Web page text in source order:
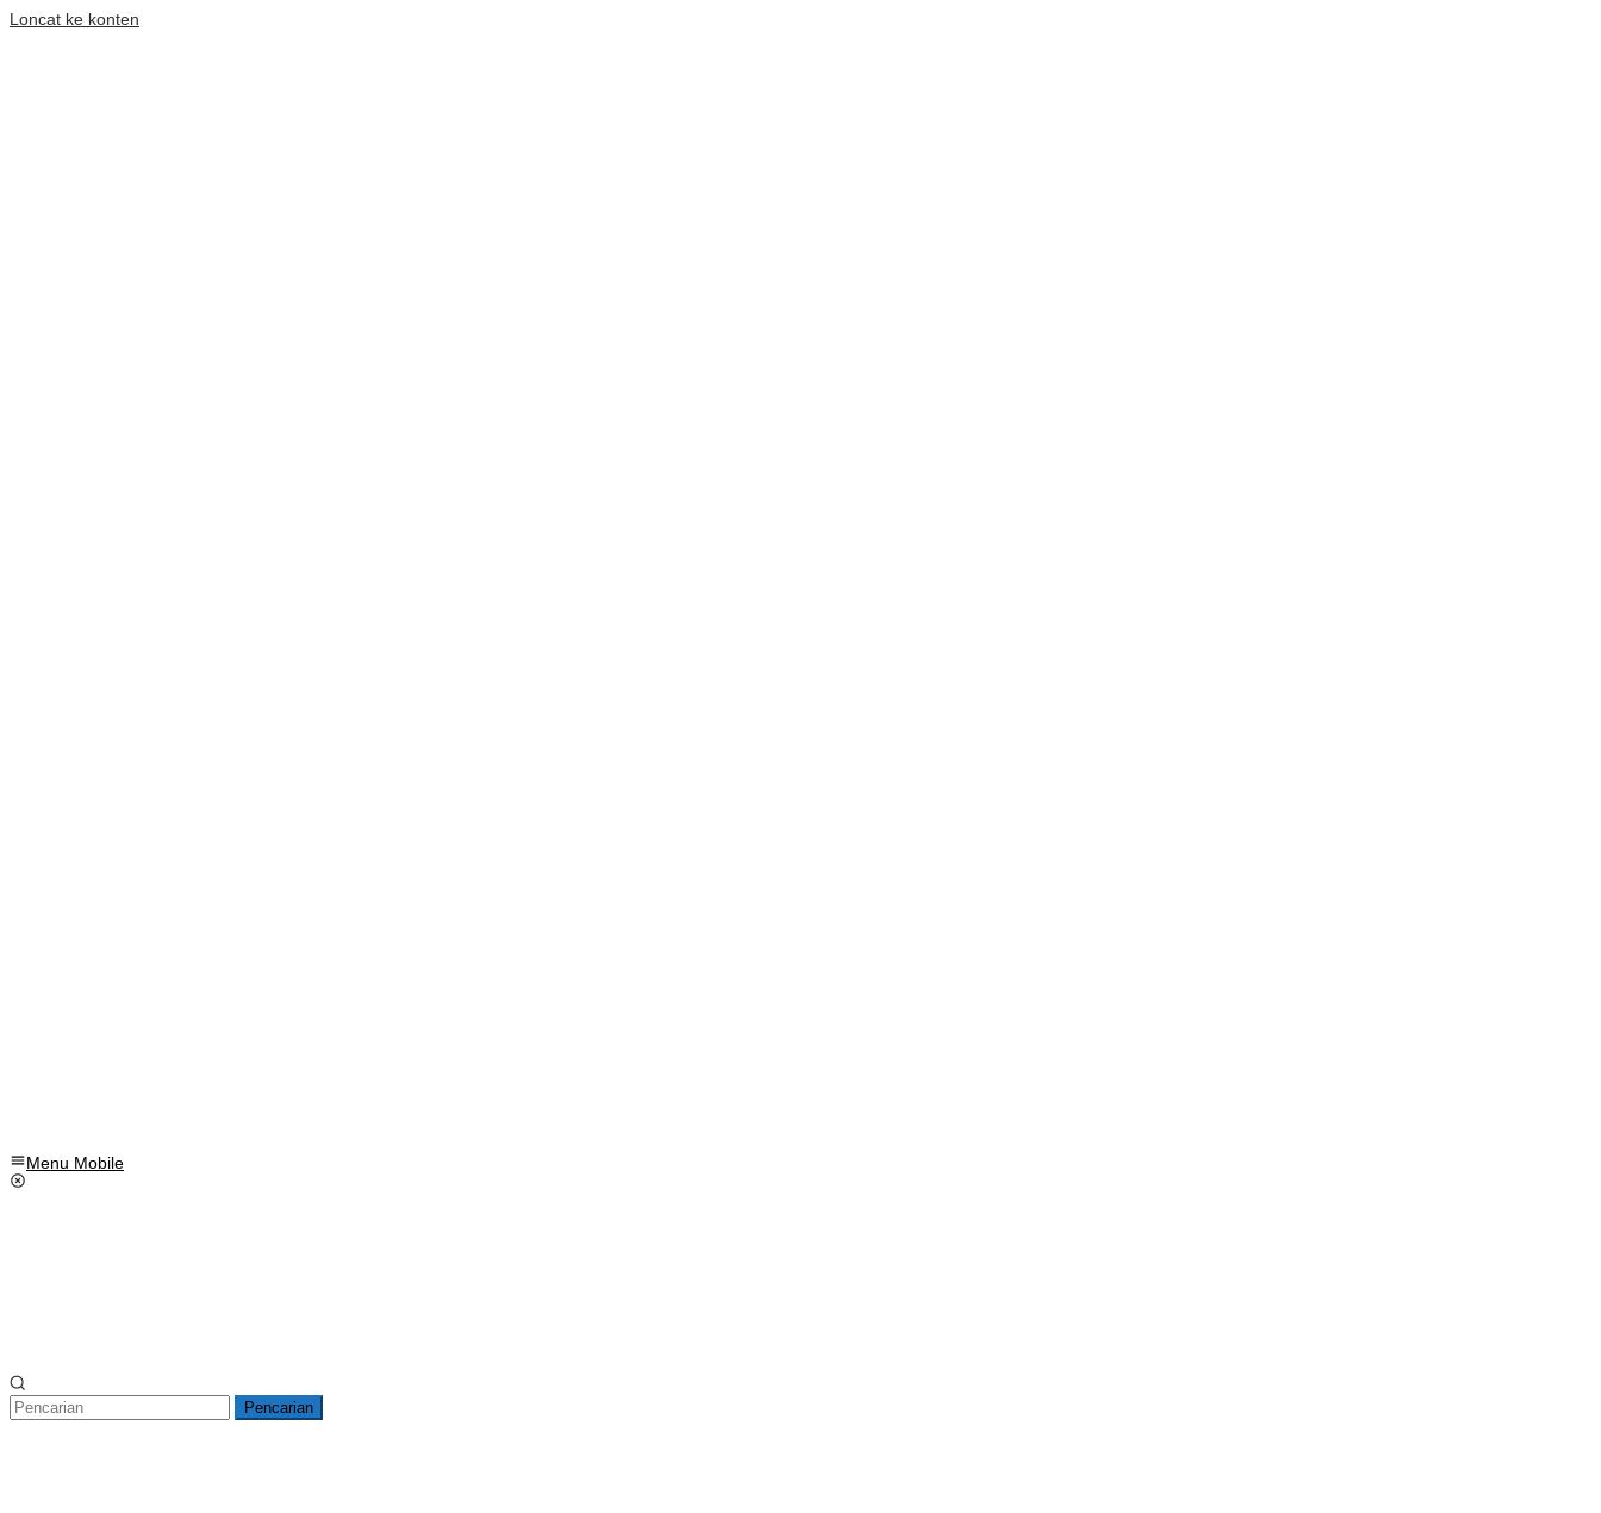
Loncat ke konten
Menu Mobile
Pencarian